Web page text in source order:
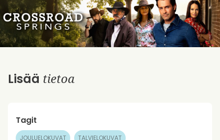
Lisää tietoa
Tagit
JOULUELOKUVAT TALVIELOKUVAT